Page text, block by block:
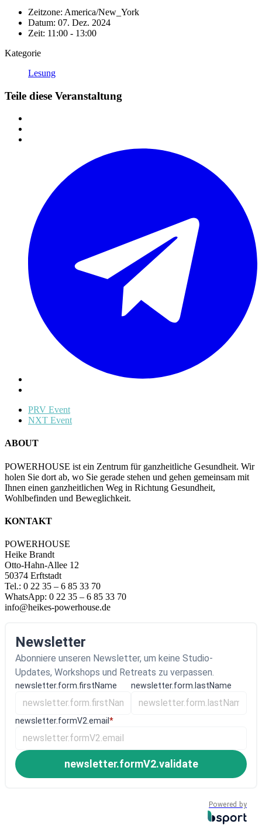
Zeitzone: America/New_York
Datum: 07. Dez. 2024
Zeit: 11:00 - 13:00
Kategorie
Lesung
Teile diese Veranstaltung
PRV Event
NXT Event
ABOUT
POWERHOUSE ist ein Zentrum für ganzheitliche Gesundheit. Wir
holen Sie dort ab, wo Sie gerade stehen und gehen gemeinsam mit
Ihnen einen ganzheitlichen Weg in Richtung Gesundheit,
Wohlbefinden und Beweglichkeit.
KONTAKT
POWERHOUSE
Heike Brandt
Otto-Hahn-Allee 12
50374 Erftstadt
Tel.: 0 22 35 – 6 85 33 70
WhatsApp: 0 22 35 – 6 85 33 70
info@heikes-powerhouse.de
Newsletter
Abonniere unseren Newsletter, um keine Studio-
Updates, Workshops und Retreats zu verpassen.
newsletter.form.firstName newsletter.form.lastName
newsletter.formV2.email *
newsletter.formV2.validate
Powered by